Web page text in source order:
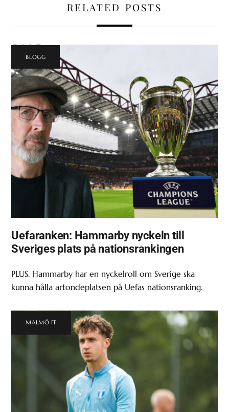
RELATED POSTS
BLOGG
Uefaranken: Hammarby nyckeln till
Sveriges plats på nationsrankingen
PLUS. Hammarby har en nyckelroll om Sverige ska
kunna hålla artondeplatsen på Uefas nationsranking.
MALMÖ FF